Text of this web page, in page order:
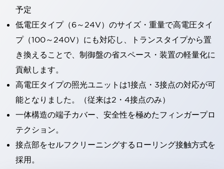
予定
低電圧タイプ（6～24V）のサイズ・重量で高電圧タイ
プ（100～240V）にも対応し、トランスタイプから置
き換えることで、制御盤の省スペース・装置の軽量化に
貢献します。
高電圧タイプの照光ユニットは1接点・3接点の対応が可
能となりました。（従来は2・4接点のみ）
一体構造の端子カバー、安全性を極めたフィンガープロ
テクション。
接点部をセルフクリーニングするローリング接触方式を
採用。